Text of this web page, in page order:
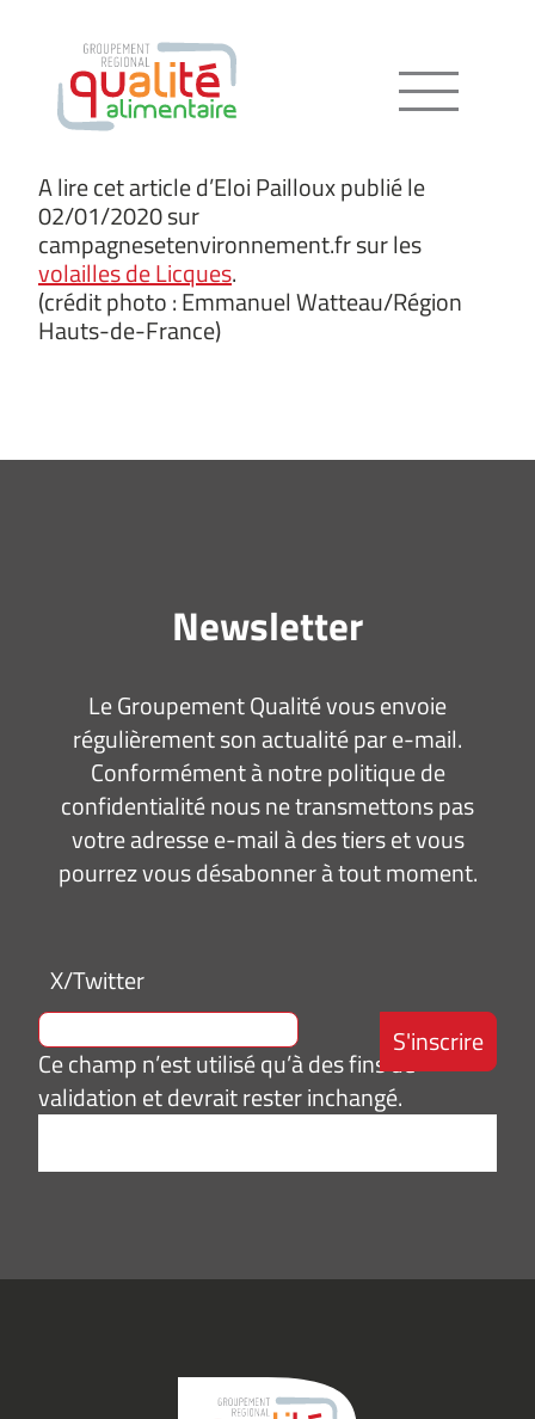
Menu
A lire cet article d’Eloi Pailloux publié le
02/01/2020 sur
campagnesetenvironnement.fr sur les
volailles de Licques.
(crédit photo : Emmanuel Watteau/Région
Hauts-de-France)
Newsletter
Le Groupement Qualité vous envoie
régulièrement son actualité par e-mail.
Conformément à notre politique de
confidentialité nous ne transmettons pas
votre adresse e-mail à des tiers et vous
pourrez vous désabonner à tout moment.
X/Twitter
Ce champ n’est utilisé qu’à des fins de
validation et devrait rester inchangé.
e-